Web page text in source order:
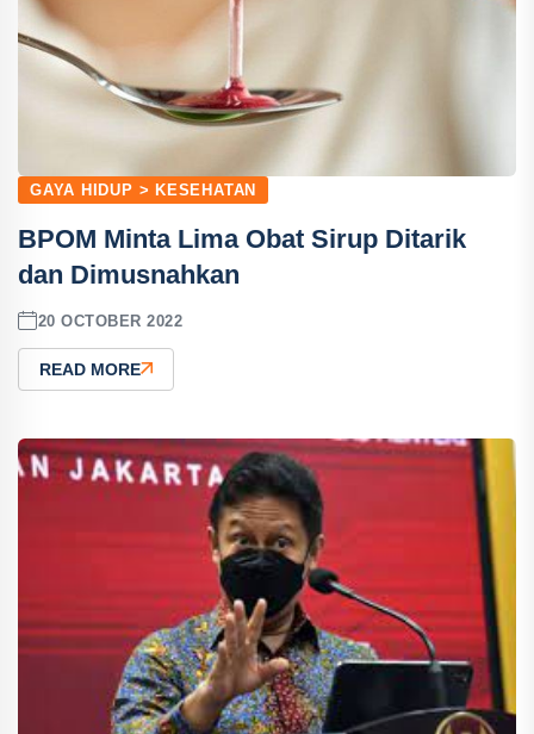
GAYA HIDUP > KESEHATAN
BPOM Minta Lima Obat Sirup Ditarik
dan Dimusnahkan
20 OCTOBER 2022
READ MORE